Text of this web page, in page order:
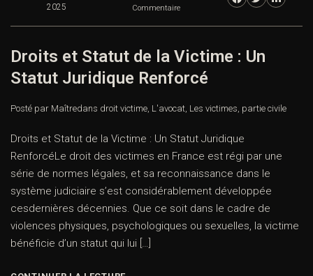
2025 Commentaire
Droits et Statut de la Victime : Un
Statut Juridique Renforcé
Posté par Maîtredans droit victime, L'avocat, Les victimes, partie civile
Droits et Statut de la Victime : Un Statut Juridique
RenforcéLe droit des victimes en France est régi par une
série de normes légales, et sa reconnaissance dans le
système judiciaire s’est considérablement développée
cesdernières décennies. Que ce soit dans le cadre de
violences physiques, psychologiques ou sexuelles, la victime
bénéficie d’un statut qui lui […]